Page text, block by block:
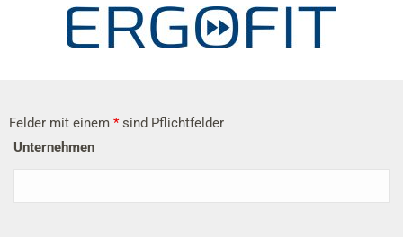
Felder mit einem *sind Pflichtfelder
Unternehmen